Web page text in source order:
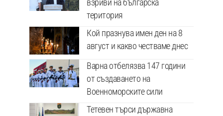
взриви на българска
територия
Кой празнува имен ден на 8
август и какво честваме днес
Варна отбелязва 147 години
от създаването на
Военноморските сили
Тетевен търси държавна